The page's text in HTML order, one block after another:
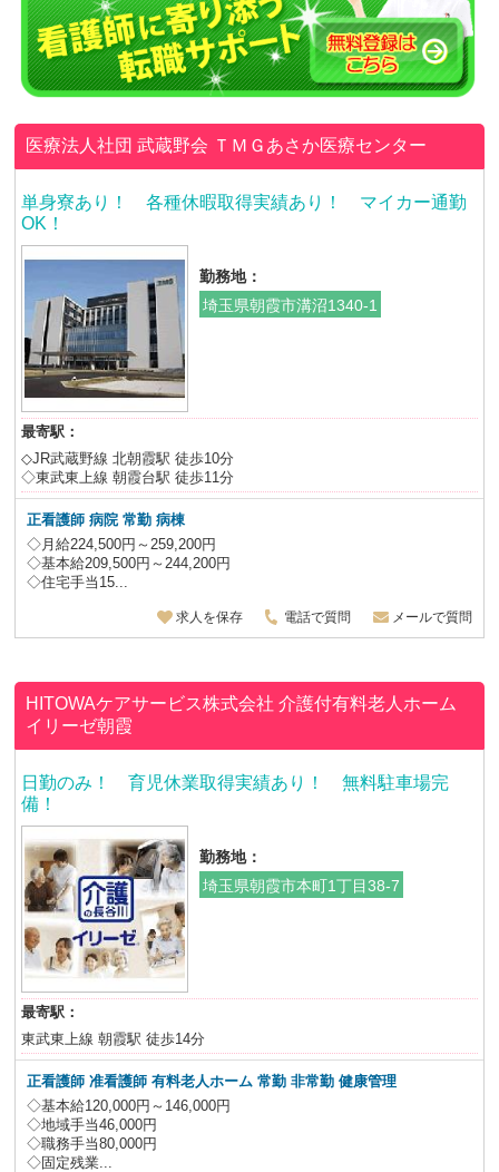
医療法人社団 武蔵野会 ＴＭＧあさか医療センター
単身寮あり！ 各種休暇取得実績あり！ マイカー通勤
OK！
勤務地：
埼玉県朝霞市溝沼1340-1
最寄駅：
◇JR武蔵野線 北朝霞駅 徒歩10分
◇東武東上線 朝霞台駅 徒歩11分
正看護師 病院 常勤 病棟
◇月給224,500円～259,200円
◇基本給209,500円～244,200円
◇住宅手当15...
求人を保存 電話で質問 メールで質問
HITOWAケアサービス株式会社介護付有料老人ホーム
イリーゼ朝霞
日勤のみ！ 育児休業取得実績あり！ 無料駐車場完
備！
勤務地：
埼玉県朝霞市本町1丁目38-7
最寄駅：
東武東上線 朝霞駅 徒歩14分
正看護師 准看護師 有料老人ホーム 常勤 非常勤 健康管理
◇基本給120,000円～146,000円
◇地域手当46,000円
◇職務手当80,000円
◇固定残業...